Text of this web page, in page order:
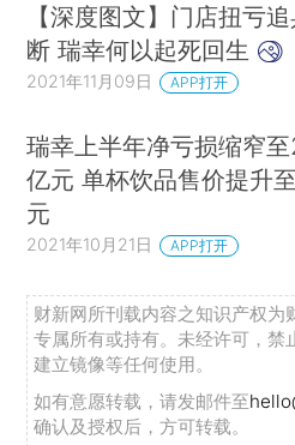
【深度图文】门店扭亏
断 瑞幸何以起死回生
2021年11月09日 APP打开
瑞幸上半年净亏损缩窄至
亿元 单杯饮品售价提升
元
2021年10月21日 APP打开
财新网所刊载内容之知识产权为
专属所有或持有。未经许可，禁
建立镜像等任何使用。
如有意愿转载，请发邮件至
确认及授权后，方可转载。